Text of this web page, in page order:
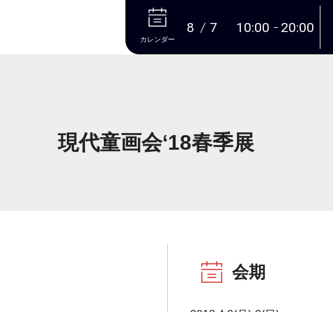
本文へ
カレンダー
8 7 10:00 20:00
現代童画会‘18春季展
会期